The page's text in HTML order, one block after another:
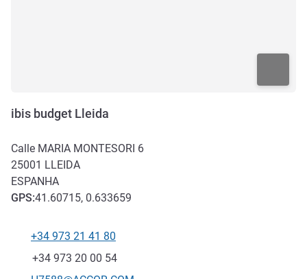
ibis budget Lleida
Calle MARIA MONTESORI 6
25001 LLEIDA
ESPANHA
GPS:41.60715, 0.633659
Telefone
+34 973 21 41 80
Fax
+34 973 20 00 54